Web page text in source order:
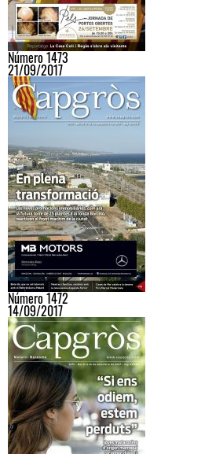
Número 1473
21/09/2017
Número 1472
14/09/2017